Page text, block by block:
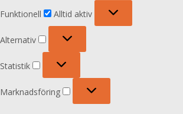
Funktionell
Alltid aktiv
Alternativ
Statistik
Marknadsföring